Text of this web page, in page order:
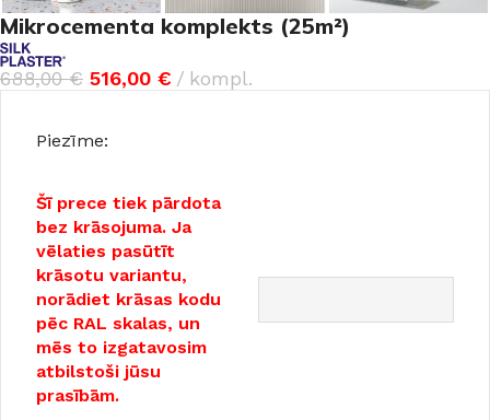
Mikrocementa komplekts (25m²)
688,00€ 516,00 € kompl.
Piezīme:
Šī prece tiek pārdota
bez krāsojuma. Ja
vēlaties pasūtīt
krāsotu variantu,
norādiet krāsas kodu
pēc RAL skalas, un
mēs to izgatavosim
atbilstoši jūsu
prasībām.